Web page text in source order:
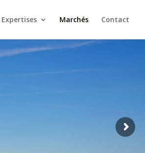
Expertises Marchés Contact